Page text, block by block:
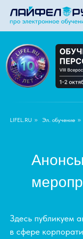
LIFEL.RU » Эл. обучение »
Анонсы
Здесь публикуем
в сфере